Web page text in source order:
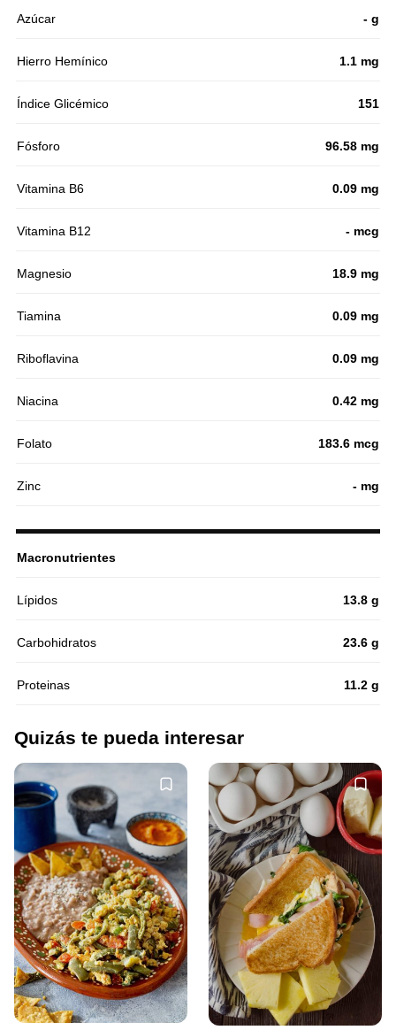
Azúcar - g
Hierro Hemínico 1.1 mg
Índice Glicémico 151
Fósforo 96.58 mg
Vitamina B6 0.09 mg
Vitamina B12 - mcg
Magnesio 18.9 mg
Tiamina 0.09 mg
Riboflavina 0.09 mg
Niacina 0.42 mg
Folato 183.6 mcg
Zinc - mg
Macronutrientes
Lípidos 13.8 g
Carbohidratos 23.6 g
Proteinas 11.2 g
Quizás te pueda interesar